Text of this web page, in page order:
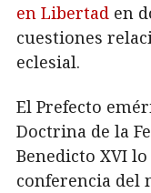
en Libertad en
cuestiones
eclesial.
El Prefecto
Doctrina de la
Benedicto XVI
conferencia del